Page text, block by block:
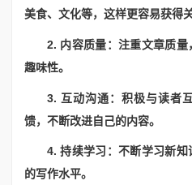
美食、文化等，这样更容易获得关
2. 内容质量：注重文章质
趣味性。
3. 互动沟通：积极与读者
馈，不断改进自己的内容。
4. 持续学习：不断学习新
的写作水平。